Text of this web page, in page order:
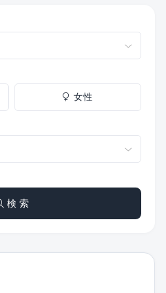
女性
検 索